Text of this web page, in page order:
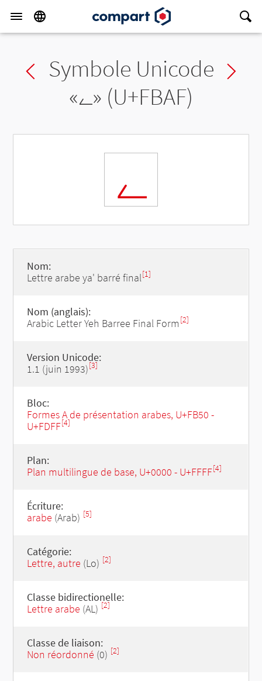
Previous char
Symbole Unicode
«ﮯ» (U+FBAF)
ﮯ
Nom:
Lettre arabe ya' barré final[1]
Nom (anglais):
Arabic Letter Yeh Barree Final Form [2]
Version Unicode:
1.1 (juin 1993)[3]
Bloc:
Formes A de présentation arabes, U+FB50 -
U+FDFF[4]
Plan:
Plan multilingue de base, U+0000 - U+FFFF[4]
Écriture:
arabe (Arab) [5]
Catégorie:
Lettre, autre (Lo) [2]
Classe bidirectionelle:
Lettre arabe (AL) [2]
Classe de liaison:
Non réordonné (0) [2]